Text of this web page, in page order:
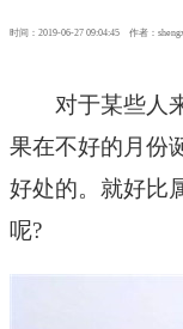
时间：2019-06-27 09:04:45 作者：
对于某些人来
果在不好的月份
好处的。就好比
呢?